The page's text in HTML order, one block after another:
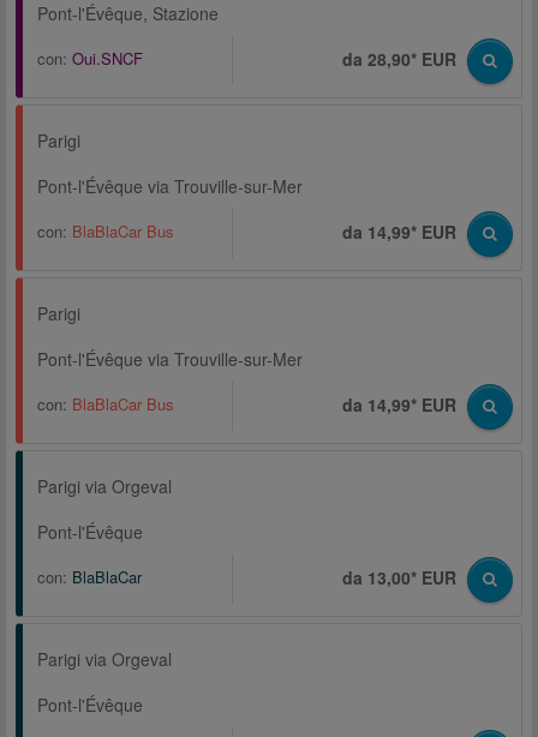
Pont-l'Évêque, Stazione
con: Oui.SNCF da 28,90* EUR
Parigi
Pont-l'Évêque via Trouville-sur-Mer
con: BlaBlaCar Bus da 14,99* EUR
Parigi
Pont-l'Évêque via Trouville-sur-Mer
con: BlaBlaCar Bus da 14,99* EUR
Parigi via Orgeval
Pont-l'Évêque
con: BlaBlaCar da 13,00* EUR
Parigi via Orgeval
Pont-l'Évêque